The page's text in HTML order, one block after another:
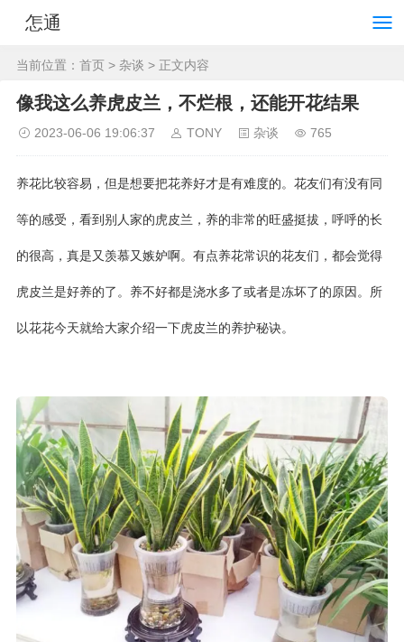
怎通
当前位置： 首页 > 杂谈 > 正文内容
像我这么养虎皮兰，不烂根，还能开花结果
2023-06-06 19:06:37 TONY 杂谈 765
养花比较容易，但是想要把花养好才是有难度的。花友们有没有同
等的感受，看到别人家的虎皮兰，养的非常的旺盛挺拔，呼呼的长
的很高，真是又羡慕又嫉妒啊。有点养花常识的花友们，都会觉得
虎皮兰是好养的了。养不好都是浇水多了或者是冻坏了的原因。所
以花花今天就给大家介绍一下虎皮兰的养护秘诀。